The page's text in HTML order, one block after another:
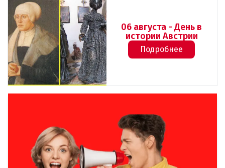
06 августа - День в
истории Австрии
Подробнее